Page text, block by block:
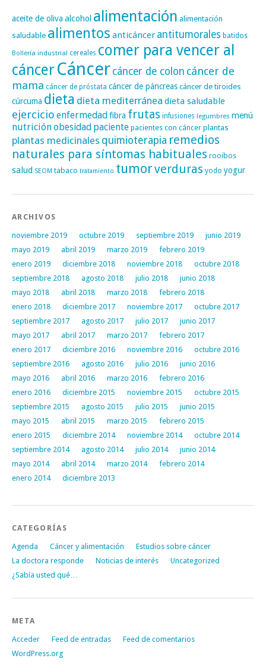
aceite de oliva alcohol alimentación alimentación
saludable alimentos anticáncer antitumorales batidos
Bollería industrial cereales comer para vencer al
cáncerCáncer cáncer de colon cáncer de
mama cáncer de próstata cáncer de páncreascáncer de tiroides
cúrcuma dieta dieta mediterránea dieta saludable
ejercicio enfermedadfibra frutas infusiones legumbres menú
nutriciónobesidad paciente pacientes con cáncer plantas
plantas medicinales quimioterapia remedios
naturales para síntomas habituales rooibos
salud SEOM tabaco tratamiento tumorverduras yodo yogur
ARCHIVOS
noviembre 2019 octubre 2019 septiembre 2019
junio 2019
mayo 2019
abril 2019 marzo 2019
febrero 2019
enero 2019
diciembre 2018 noviembre 2018
octubre 2018
septiembre 2018
agosto 2018 julio 2018
junio 2018
mayo 2018
abril 2018 marzo 2018
febrero 2018
enero 2018
diciembre 2017 noviembre 2017
octubre 2017
septiembre 2017
agosto 2017 julio 2017
junio 2017
mayo 2017
abril 2017 marzo 2017
febrero 2017
enero 2017
diciembre 2016 noviembre 2016
octubre 2016
septiembre 2016
agosto 2016 julio 2016
junio 2016
mayo 2016
abril 2016 marzo 2016
febrero 2016
enero 2016
diciembre 2015 noviembre 2015
octubre 2015
septiembre 2015
agosto 2015 julio 2015
junio 2015
mayo 2015
abril 2015 marzo 2015
febrero 2015
enero 2015
diciembre 2014 noviembre 2014
octubre 2014
septiembre 2014
agosto 2014 julio 2014
junio 2014
mayo 2014
abril 2014 marzo 2014
febrero 2014
enero 2014
diciembre 2013
CATEGORÍAS
Agenda Cáncer y alimentación
Estudios sobre cáncer
La doctora responde
Noticias de interés
Uncategorized
¿Sabía usted qué…
META
Acceder Feed de entradas
Feed de comentarios
WordPress.org